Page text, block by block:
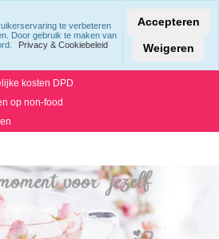
kosten DPD
op non-food
te verbeteren
Door gebruik te maken van
Privacy & Cookiebeleid
Accepteren
Weigeren